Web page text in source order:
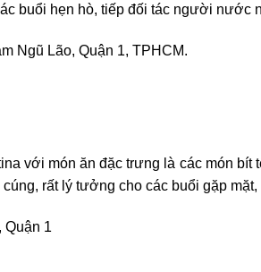
buổi hẹn hò, tiếp đối tác người nước
Ngũ Lão, Quận 1, TPHCM.
với món ăn đặc trưng là các món bít
rất lý tưởng cho các buổi gặp
Quận 1